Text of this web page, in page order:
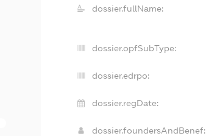
dossier.fullName:
dossier.opfSubType:
dossier.edrpo:
dossier.regDate:
dossier.foundersAndBenef: